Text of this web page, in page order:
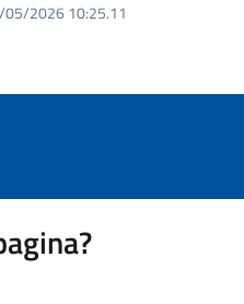
05/2026 10:25.11